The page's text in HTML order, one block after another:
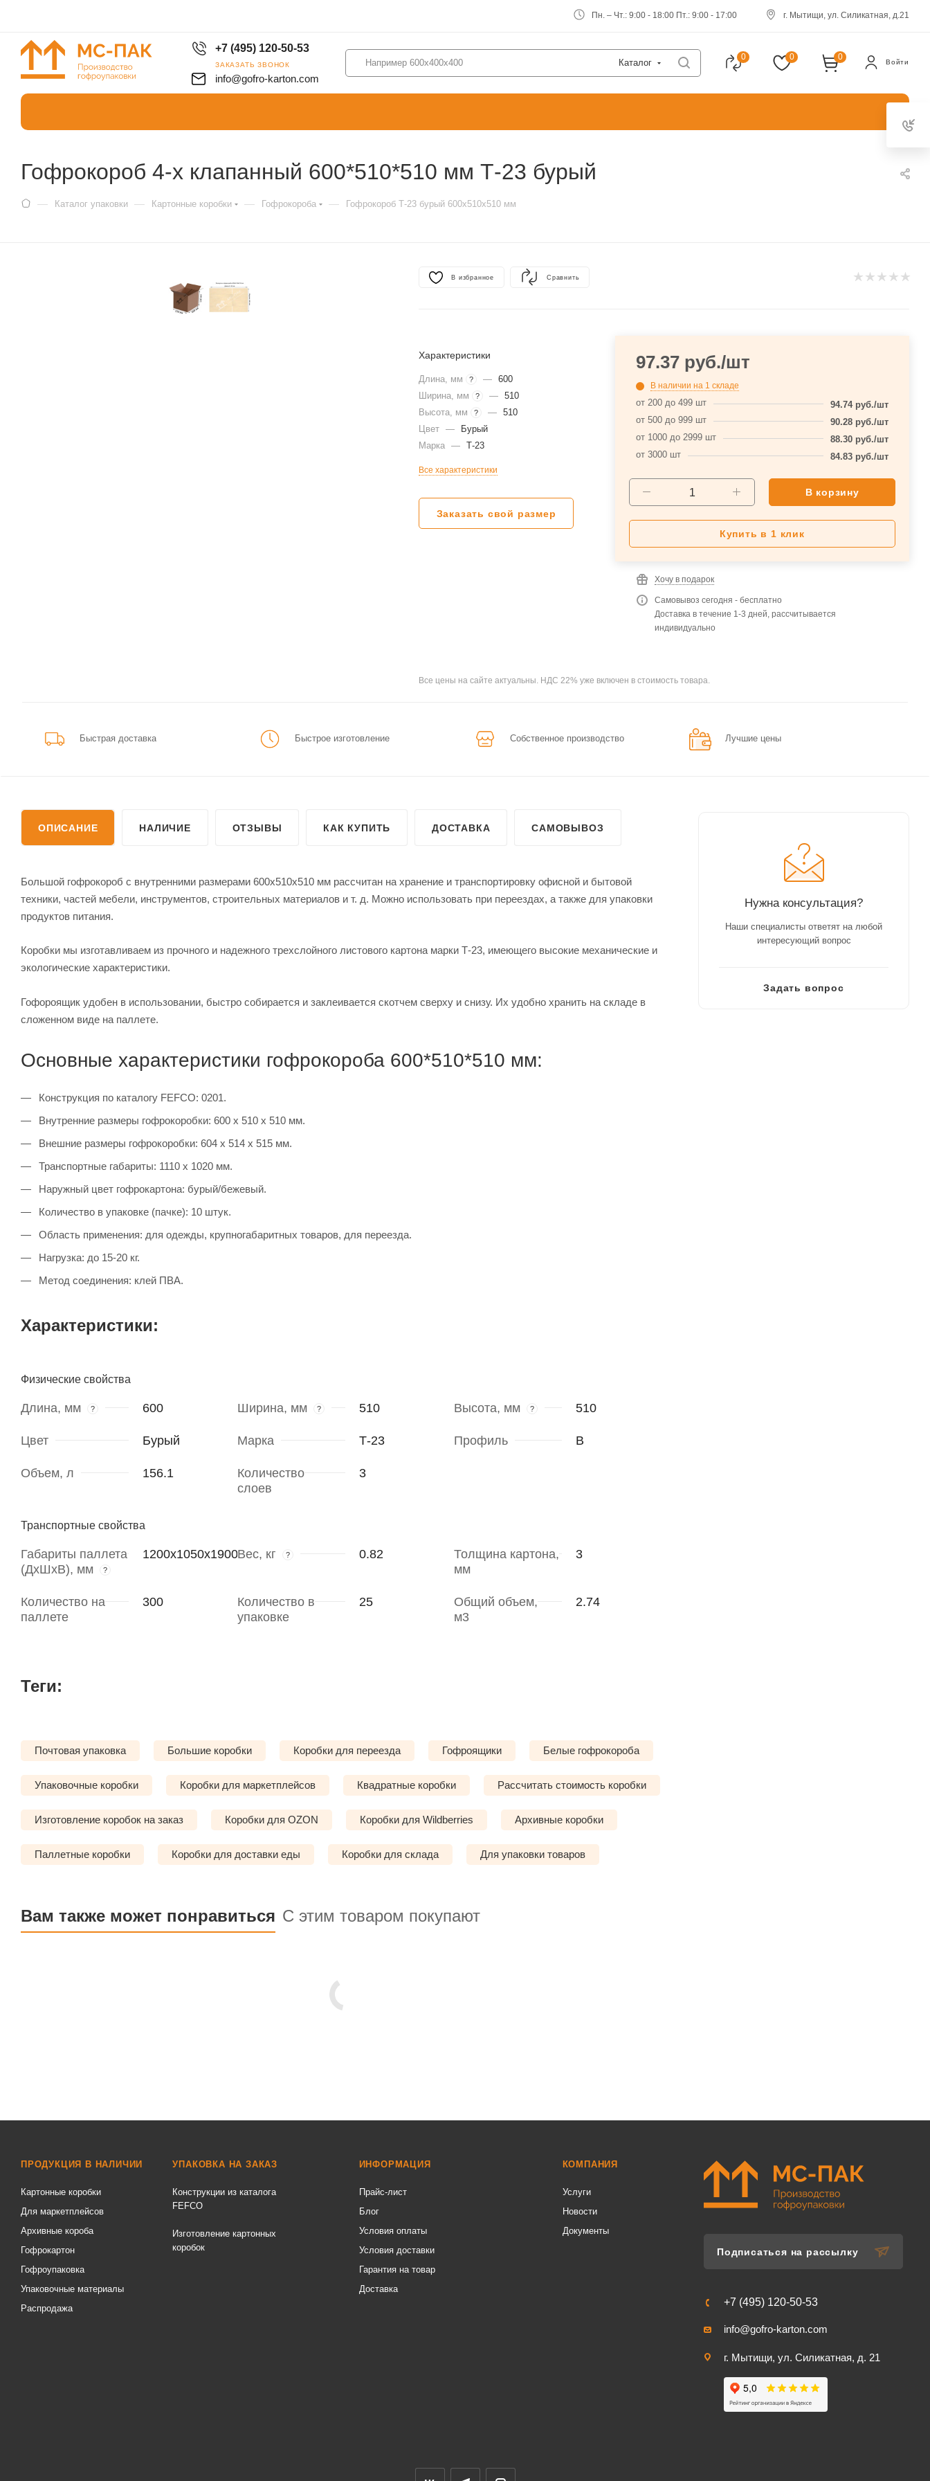
Пн. – Чт.: 9:00 - 18:00 Пт.: 9:00 - 17:00 г. Мытищи, ул. Силикатная, д.21
+7 (495) 120-50-53
ЗАКАЗАТЬ ЗВОНОК
info@gofro-karton.com
Каталог
0 0 0
Войти
Гофрокороб 4-х клапанный 600*510*510 мм Т-23 бурый
— Каталог упаковки — Картонные коробки — Гофрокороба — Гофрокороб Т-23 бурый 600х510х510 мм
В избранное Сравнить
Характеристики
Длина, мм ? —
600
Ширина, мм
? —
510
Высота, мм
? —
510
Цвет
—
Бурый
Марка
— Т-23
Все характеристики
Заказать свой размер
97.37руб./шт
В наличии на 1 складе
от 200 до 499 шт 94.74руб./шт
от 500 до 999 шт
90.28руб./шт
от 1000 до 2999 шт
88.30руб./шт
от 3000 шт
84.83руб./шт
В корзину
Купить в 1 клик
Хочу в подарок
Самовывоз сегодня - бесплатно
Доставка в течение 1-3 дней, рассчитывается
индивидуально
Все цены на сайте актуальны. НДС 22% уже включен в стоимость товара.
Быстрая доставка Быстрое изготовление Собственное производство Лучшие цены
ОПИСАНИЕ НАЛИЧИЕ ОТЗЫВЫ КАК КУПИТЬ ДОСТАВКА САМОВЫВОЗ
Большой гофрокороб с внутренними размерами 600х510х510 мм рассчитан на хранение и транспортировку офисной и бытовой
техники, частей мебели, инструментов, строительных материалов и т. д. Можно использовать при переездах, а также для упаковки
продуктов питания.
Коробки мы изготавливаем из прочного и надежного трехслойного листового картона марки Т-23, имеющего высокие механические и
экологические характеристики.
Гофороящик удобен в использовании, быстро собирается и заклеивается скотчем сверху и снизу. Их удобно хранить на складе в
сложенном виде на паллете.
Основные характеристики гофрокороба 600*510*510 мм:
Конструкция по каталогу FEFCO: 0201.
Внутренние размеры гофрокоробки: 600 х 510 х 510 мм.
Внешние размеры гофрокоробки: 604 х 514 х 515 мм.
Транспортные габариты: 1110 х 1020 мм.
Наружный цвет гофрокартона: бурый/бежевый.
Количество в упаковке (пачке): 10 штук.
Область применения: для одежды, крупногабаритных товаров, для переезда.
Нагрузка: до 15-20 кг.
Метод соединения: клей ПВА.
Характеристики:
Физические свойства
Длина, мм ? 600 Ширина, мм ? 510 Высота, мм ? 510
Цвет Бурый Марка Т-23 Профиль В
Объем, л 156.1
Количество
слоев
3
Транспортные свойства
Габариты паллета
(ДхШхВ), мм
?
1200х1050х1900Вес, кг ? 0.82
Толщина картона,
мм
3
Количество на
паллете
300
Количество в
упаковке
25
Общий объем,
м3
2.74
Теги:
Почтовая упаковка Большие коробки Коробки для переезда Гофроящики Белые гофрокороба
Упаковочные коробки Коробки для маркетплейсов Квадратные коробки Рассчитать стоимость коробки
Изготовление коробок на заказ Коробки для OZON Коробки для Wildberries Архивные коробки
Паллетные коробки Коробки для доставки еды Коробки для склада Для упаковки товаров
Вам также может понравиться С этим товаром покупают
Нужна консультация?
Наши специалисты ответят на любой
интересующий вопрос
Задать вопрос
ПРОДУКЦИЯ В НАЛИЧИИ
Картонные коробки
Для маркетплейсов
Архивные короба
Гофрокартон
Гофроупаковка
Упаковочные материалы
Распродажа
УПАКОВКА НА ЗАКАЗ
Конструкции из каталога
FEFCO
Изготовление картонных
коробок
ИНФОРМАЦИЯ
Прайс-лист
Блог
Условия оплаты
Условия доставки
Гарантия на товар
Доставка
КОМПАНИЯ
Услуги
Новости
Документы
Подписаться на рассылку
+7 (495) 120-50-53
info@gofro-karton.com
г. Мытищи, ул. Силикатная, д. 21